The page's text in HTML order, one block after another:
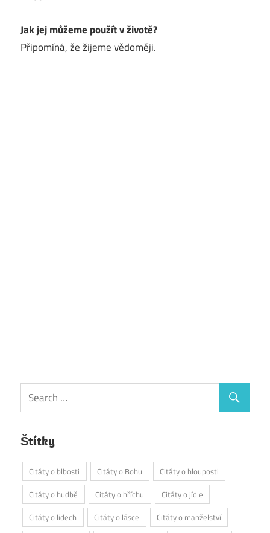
Jak jej můžeme použít v životě?
Připomíná, že žijeme vědoměji.
Štítky
Citáty o blbosti Citáty o Bohu
Citáty o hlouposti
Citáty o hudbě
Citáty o hříchu
Citáty o jídle
Citáty o lidech
Citáty o lásce Citáty o manželství